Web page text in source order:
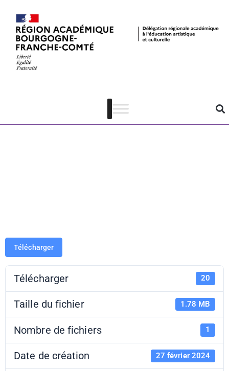
Ateliers Vortex
– Exposition
« Proxi » –
Télécharger
Télécharger 20
Taille du fichier 1.78 MB
Nombre de fichiers 1
Date de création 27 février 2024